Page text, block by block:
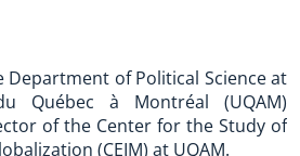
Department of Political Science at
Québec à Montréal (UQAM)
of the Center for the Study of
(CEIM) at UQAM.